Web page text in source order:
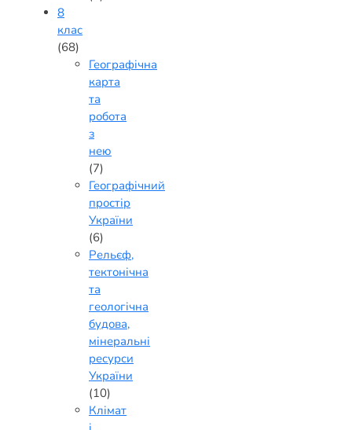
8
клас
(68)
Географічна
карта
та
робота
з
нею
(7)
Географічний
простір
України
(6)
Рельєф,
тектонічна
та
геологічна
будова,
мінеральні
ресурси
України
(10)
Клімат